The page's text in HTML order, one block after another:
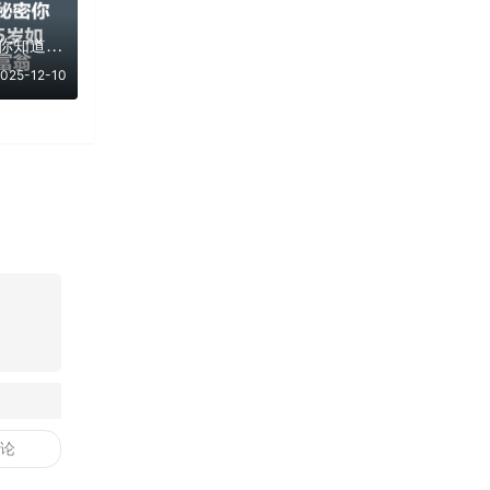
赵长鹏的资产秘密你知道多少？45岁如何成为亿万富翁
12-10